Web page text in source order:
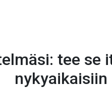
tee se